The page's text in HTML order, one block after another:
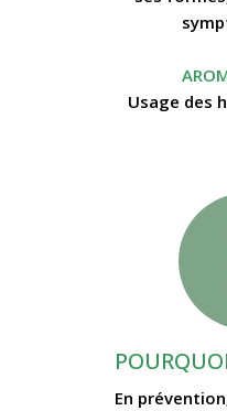
Usage des
En